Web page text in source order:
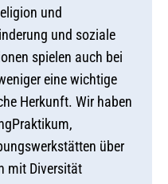
und
und soziale
spielen auch bei
eine wichtige
Herkunft. Wir haben
über
mit Diversität